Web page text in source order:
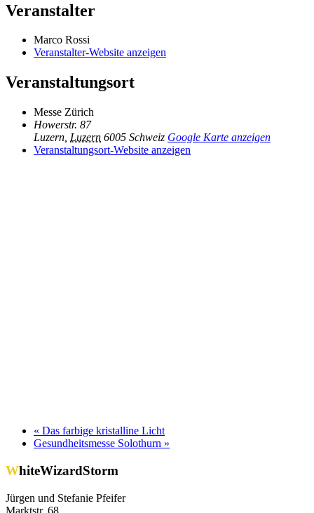
Veranstalter
Marco Rossi
Veranstalter-Website anzeigen
Veranstaltungsort
Messe Zürich
Howerstr. 87
Luzern Luzern 6005 Schweiz Google Karte anzeigen
Veranstaltungsort-Website anzeigen
« Das farbige kristalline Licht
Gesundheitsmesse Solothurn »
WhiteWizardStorm
Jürgen und Stefanie Pfeifer
Marktstr. 68